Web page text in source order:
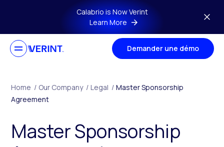
Skip to main contentCalabrio is Now Verint
Learn More
Demander une démo
Home / Our Company / Legal / Master Sponsorship
Agreement
Master Sponsorship